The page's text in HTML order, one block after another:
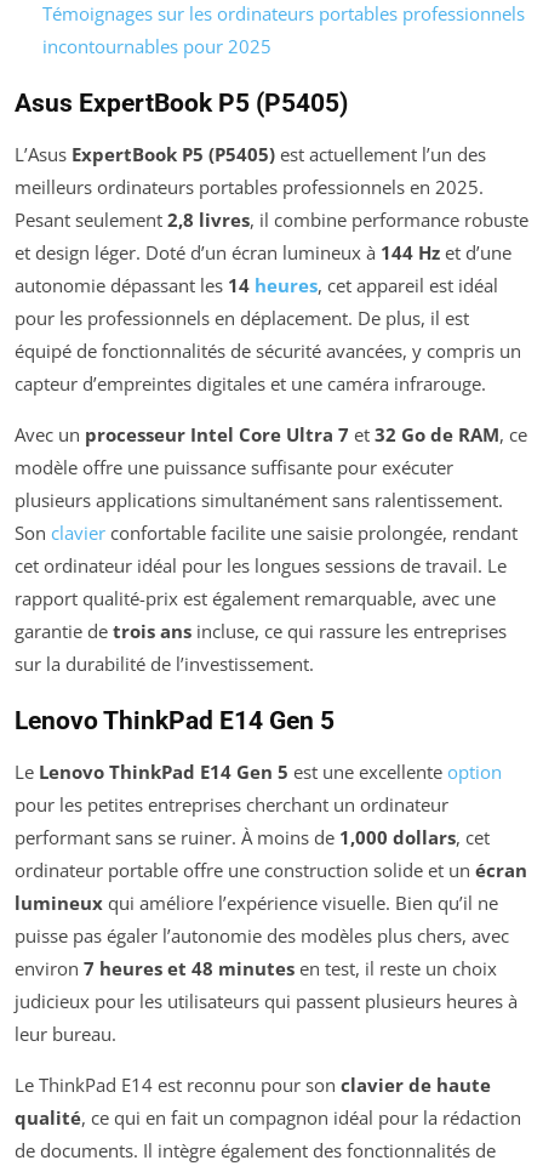
Témoignages sur les ordinateurs portables professionnels
incontournables pour 2025
Asus ExpertBook P5 (P5405)
L’Asus ExpertBook P5 (P5405) est actuellement l’un des
meilleurs ordinateurs portables professionnels en 2025.
Pesant seulement 2,8 livres, il combine performance robuste
et design léger. Doté d’un écran lumineux à 144 Hz et d’une
autonomie dépassant les 14 heures, cet appareil est idéal
pour les professionnels en déplacement. De plus, il est
équipé de fonctionnalités de sécurité avancées, y compris un
capteur d’empreintes digitales et une caméra infrarouge.
Avec un processeur Intel Core Ultra 7 et 32 Go de RAM, ce
modèle offre une puissance suffisante pour exécuter
plusieurs applications simultanément sans ralentissement.
Son clavier confortable facilite une saisie prolongée, rendant
cet ordinateur idéal pour les longues sessions de travail. Le
rapport qualité-prix est également remarquable, avec une
garantie de trois ans incluse, ce qui rassure les entreprises
sur la durabilité de l’investissement.
Lenovo ThinkPad E14 Gen 5
Le Lenovo ThinkPad E14 Gen 5 est une excellente option
pour les petites entreprises cherchant un ordinateur
performant sans se ruiner. À moins de 1,000 dollars, cet
ordinateur portable offre une construction solide et un écran
lumineux qui améliore l’expérience visuelle. Bien qu’il ne
puisse pas égaler l’autonomie des modèles plus chers, avec
environ 7 heures et 48 minutes en test, il reste un choix
judicieux pour les utilisateurs qui passent plusieurs heures à
leur bureau.
Le ThinkPad E14 est reconnu pour son clavier de haute
qualité, ce qui en fait un compagnon idéal pour la rédaction
de documents. Il intègre également des fonctionnalités de